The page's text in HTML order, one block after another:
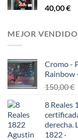
40,00€
MEJOR VENDIDO
Cromo -
Rainbow
150,00€
8 Reales
derecha.
1822 ·